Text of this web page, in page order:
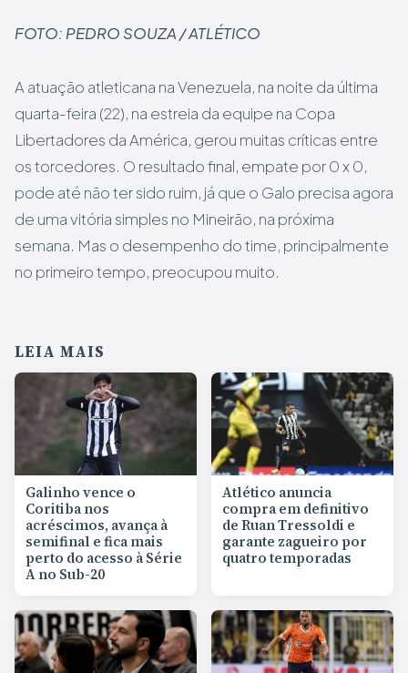
FOTO: PEDRO SOUZA / ATLÉTICO
A atuação atleticana na Venezuela, na noite da última
quarta-feira (22), na estreia da equipe na Copa
Libertadores da América, gerou muitas críticas entre
os torcedores. O resultado final, empate por 0 x 0,
pode até não ter sido ruim, já que o Galo precisa agora
de uma vitória simples no Mineirão, na próxima
semana. Mas o desempenho do time, principalmente
no primeiro tempo, preocupou muito.
LEIA MAIS
Galinho vence o
Coritiba nos
acréscimos, avança à
semifinal e fica mais
perto do acesso à Série
A no Sub-20
Atlético anuncia
compra em definitivo
de Ruan Tressoldi e
garante zagueiro por
quatro temporadas